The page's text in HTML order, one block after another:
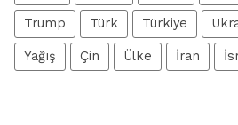
Trump Türk Türkiye
Yağış Çin Ülke İran